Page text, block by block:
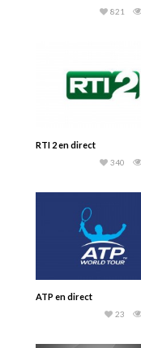
821
RTI 2 en direct
340
ATP en direct
23